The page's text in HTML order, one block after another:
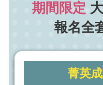
期間限定
報名全
菁英